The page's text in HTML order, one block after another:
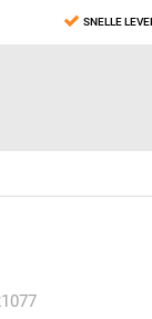
SNELLE